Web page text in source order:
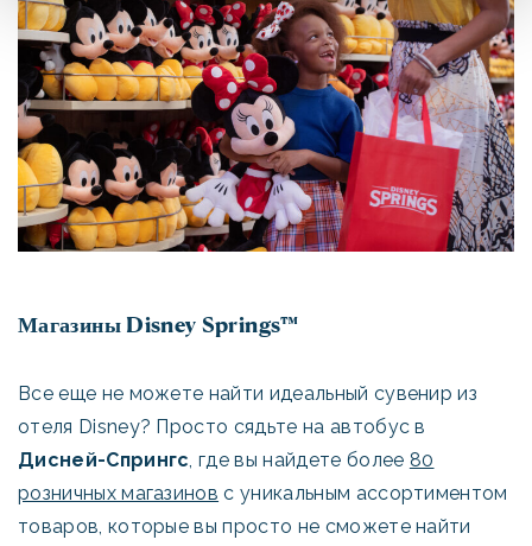
Магазины Disney Springs™
Все еще не можете найти идеальный сувенир из
отеля Disney? Просто сядьте на автобус в
Дисней-Спрингс , где вы найдете более 80
розничных магазинов с уникальным ассортиментом
товаров, которые вы просто не сможете найти